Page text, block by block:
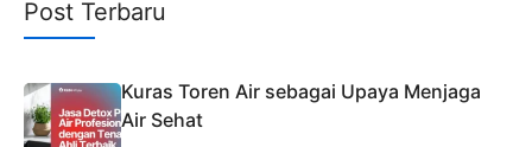
Post Terbaru
Kuras Toren Air sebagai Upaya Menjaga
Air Sehat